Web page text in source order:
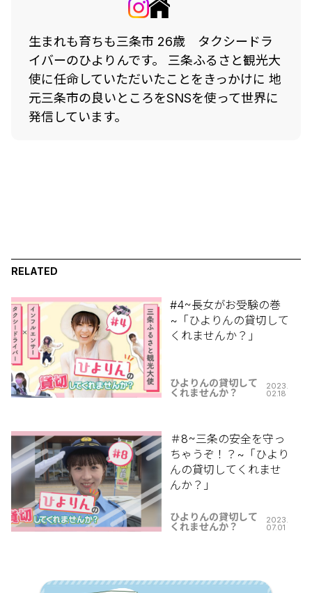
生まれも育ちも三条市 26歳 タクシードラ
イバーのひよりんです。 三条ふるさと観光大
使に任命していただいたことをきっかけに 地
元三条市の良いところをSNSを使って世界に
発信しています。
RELATED
#4~長女がお受験の巻
~「ひよりんの貸切して
くれませんか？」
ひよりんの貸切して
くれませんか？
2023.
02.18
＃8~三条の安全を守っ
ちゃうぞ！？~「ひより
んの貸切してくれませ
んか？」
ひよりんの貸切して
くれませんか？
2023.
07.01